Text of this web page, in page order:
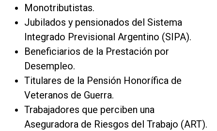
Monotributistas.
Jubilados y pensionados del Sistema
Integrado Previsional Argentino (SIPA).
Beneficiarios de la Prestación por
Desempleo.
Titulares de la Pensión Honorífica de
Veteranos de Guerra.
Trabajadores que perciben una
Aseguradora de Riesgos del Trabajo (ART).